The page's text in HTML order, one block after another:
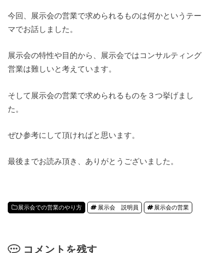
今回、展示会の営業で求められるものは何かというテー
マでお話しました。
展示会の特性や目的から、展示会ではコンサルティング
営業は難しいと考えています。
そして展示会の営業で求められるものを３つ挙げまし
た。
ぜひ参考にして頂ければと思います。
最後までお読み頂き、ありがとうございました。
展示会での営業のやり方 展示会 説明員 展示会の営業
コメントを残す